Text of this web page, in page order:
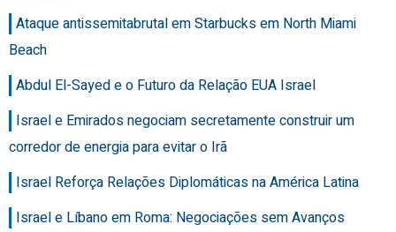
Ataque antissemitabrutal em Starbucks em North Miami
Beach
Abdul El-Sayed e o Futuro da Relação EUA Israel
Israel e Emirados negociam secretamente construir um
corredor de energia para evitar o Irã
Israel Reforça Relações Diplomáticas na América Latina
Israel e Líbano em Roma: Negociações sem Avanços